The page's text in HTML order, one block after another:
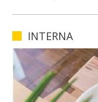
INTERNA